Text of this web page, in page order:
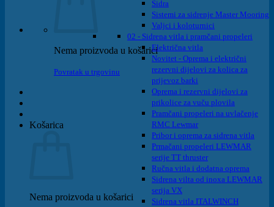
Nema proizvoda u košarici
Povratak u trgovinu
Košarica
Nema proizvoda u košarici
Sidra
Sistemi za sidrenje Master Mooring
Valjci i koloturnici
02 - Sidrena vitla i pramčani propeleri
Električna vitla
Novitet - Oprema i električni
rezervni dijelovi za kolica za
prijevoz barki
Oprema i rezervni dijelovi za
prikolice za vuču plovila
Pramčani propeleri na uvlačenje
RMC Lewmar
Pribor i oprema za sidrena vitla
Prmačani propeleri LEWMAR
serije TT thruster
Ručna vitla i dodatna oprema
Sidrena vilta od inoxa LEWMAR
serija VX
Sidrena vitla ITALWINCH